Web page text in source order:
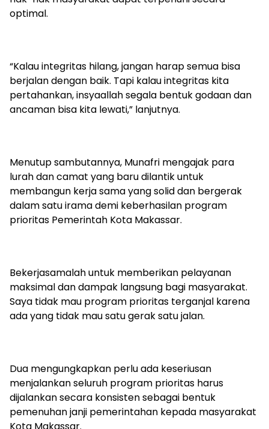
optimal.
“Kalau integritas hilang, jangan harap semua bisa
berjalan dengan baik. Tapi kalau integritas kita
pertahankan, insyaallah segala bentuk godaan dan
ancaman bisa kita lewati,” lanjutnya.
Menutup sambutannya, Munafri mengajak para
lurah dan camat yang baru dilantik untuk
membangun kerja sama yang solid dan bergerak
dalam satu irama demi keberhasilan program
prioritas Pemerintah Kota Makassar.
Bekerjasamalah untuk memberikan pelayanan
maksimal dan dampak langsung bagi masyarakat.
Saya tidak mau program prioritas terganjal karena
ada yang tidak mau satu gerak satu jalan.
Dua mengungkapkan perlu ada keseriusan
menjalankan seluruh program prioritas harus
dijalankan secara konsisten sebagai bentuk
pemenuhan janji pemerintahan kepada masyarakat